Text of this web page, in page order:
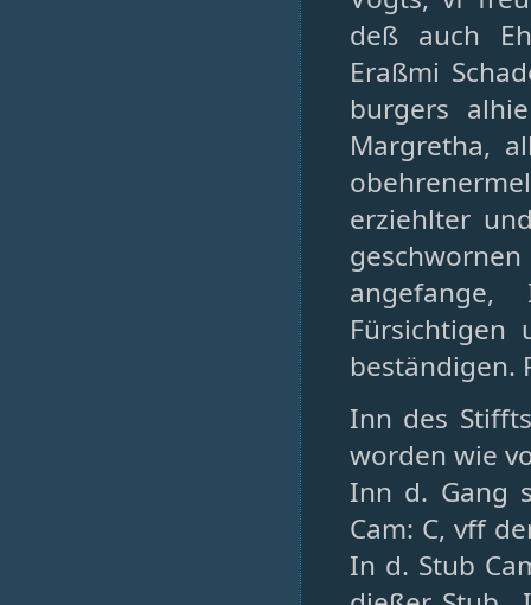
deß auch
Eraßmi
burgers
Margretha,
erziehlter
Fürsichtigen
beständigen.
Inn des
worden wie
Inn d. Gang
Cam: C, vff
In d. Stub